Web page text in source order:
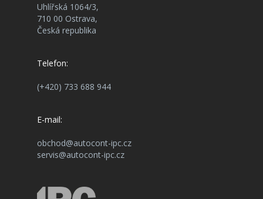
Uhlířská 1064/3,
710 00 Ostrava,
Česká republika
Telefon:
(+420) 733 688 944
E-mail:
obchod@autocont-ipc.cz
servis@autocont-ipc.cz